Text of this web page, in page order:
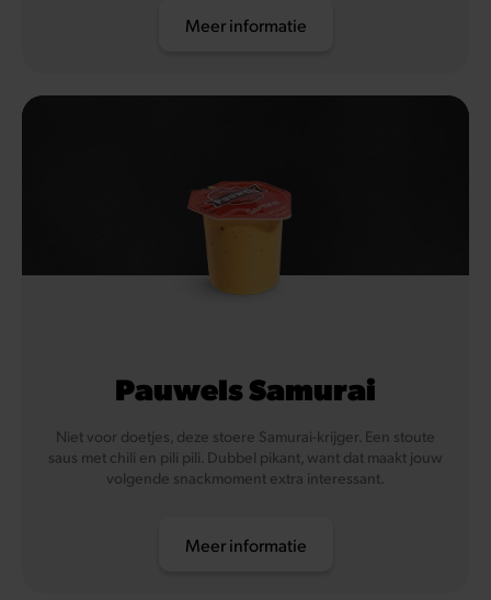
Meer informatie
Pauwels Samurai
Niet voor doetjes, deze stoere Samurai-krijger. Een stoute
saus met chili en pili pili. Dubbel pikant, want dat maakt jouw
volgende snackmoment extra interessant.
Meer informatie